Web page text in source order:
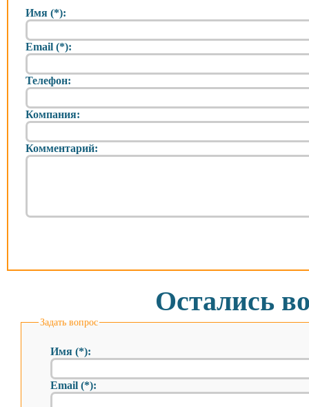
Имя (*):
Email (*):
Телефон:
Компания:
Комментарий:
Остались
Задать вопрос
Имя (*):
Email (*):